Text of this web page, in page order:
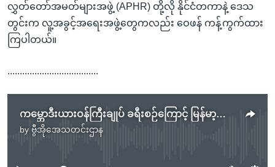
လွှတ်တော်အမတ်များအဖွဲ့ (APHR) တို့လို နိုင်ငံတကာနဲ့ ဒေသ
တွင်းက လူ့အခွင့်အရေးအဖွဲ့တွေကလည်း ဝေဖန် ကန့်ကွက်ထား
ကြပါတယ်။
.....................................
ကမ္ဘောဒီးယားဝန်ကြီးချုပ် ခရီးစဉ်ကြောင့် မြန်မာ့အရေး အာဆီယံကြိုးပမ်းမှု ထိခိုက်မှာ လှုပ်ရှားသူတွေစိုးရိမ်
by ဗွီအိုအေသတင်းဌာန
No media source currently available